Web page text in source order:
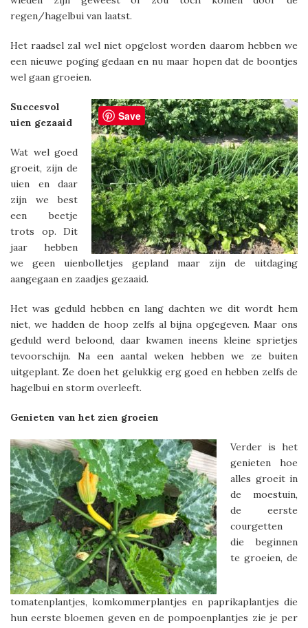
regen/hagelbui van laatst.
Het raadsel zal wel niet opgelost worden daarom hebben we
een nieuwe poging gedaan en nu maar hopen dat de boontjes
wel gaan groeien.
Succesvol
uien gezaaid
Wat wel goed
groeit, zijn de
uien en daar
zijn we best
een beetje
trots op. Dit
jaar hebben
we geen uienbolletjes gepland maar zijn de uitdaging
aangegaan en zaadjes gezaaid.
Het was geduld hebben en lang dachten we dit wordt hem
niet, we hadden de hoop zelfs al bijna opgegeven. Maar ons
geduld werd beloond, daar kwamen ineens kleine sprietjes
tevoorschijn. Na een aantal weken hebben we ze buiten
uitgeplant. Ze doen het gelukkig erg goed en hebben zelfs de
hagelbui en storm overleeft.
Genieten van het zien groeien
Verder is het
genieten hoe
alles groeit in
de moestuin,
de eerste
courgetten
die beginnen
te groeien, de
tomatenplantjes, komkommerplantjes en paprikaplantjes die
hun eerste bloemen geven en de pompoenplantjes zie je per
Save